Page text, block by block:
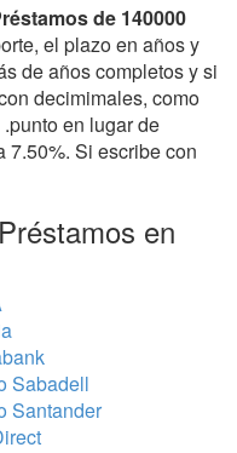
de 140000
el plazo en años y
de años completos y si
decimimales, como
en lugar de
7.50%. Si escribe con
en
Sabadell
Santander